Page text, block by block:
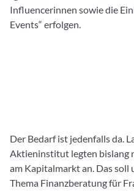
Influencerinnen sowie die
Events“ erfolgen.
Der Bedarf ist jedenfalls da.
Aktieninstitut legten bislang
am Kapitalmarkt an. Das soll
Thema Finanzberatung für